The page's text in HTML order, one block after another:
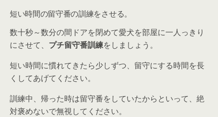
短い時間の留守番の訓練をさせる。
数十秒～数分の間ドアを閉めて愛犬を部屋に一人っきり
にさせて、 プチ留守番訓練をしましょう。
短い時間に慣れてきたら少しずつ、留守にする時間を長
くしてあげてください。
訓練中、帰った時は留守番をしていたからといって、絶
対褒めないで無視してください。